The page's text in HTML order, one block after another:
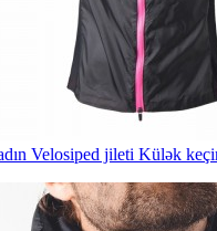
Velosiped jileti Külək